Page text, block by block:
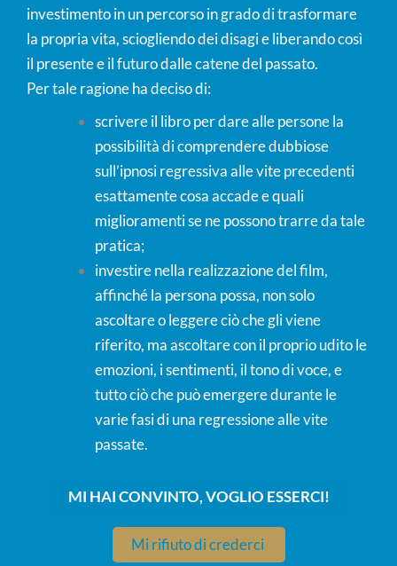
investimento in un percorso in grado di trasformare
la propria vita, sciogliendo dei disagi e liberando così
il presente e il futuro dalle catene del passato.
Per tale ragione ha deciso di:
scrivere il libro per dare alle persone la
possibilità di comprendere dubbiose
sull’ipnosi regressiva alle vite precedenti
esattamente cosa accade e quali
miglioramenti se ne possono trarre da tale
pratica;
investire nella realizzazione del film,
affinché la persona possa, non solo
ascoltare o leggere ciò che gli viene
riferito, ma ascoltare con il proprio udito le
emozioni, i sentimenti, il tono di voce, e
tutto ciò che può emergere durante le
varie fasi di una regressione alle vite
passate.
MI HAI CONVINTO, VOGLIO ESSERCI!
Mi rifiuto di crederci